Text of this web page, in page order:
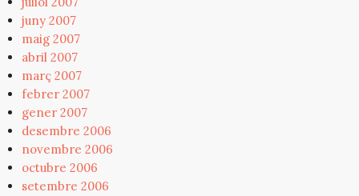
juny 2007
maig 2007
abril 2007
març 2007
febrer 2007
gener 2007
desembre 2006
novembre 2006
octubre 2006
setembre 2006